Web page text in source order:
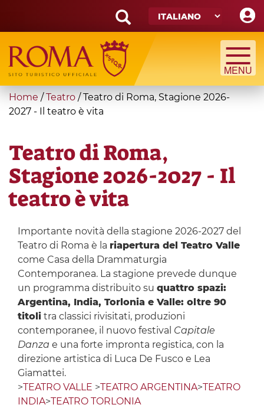
main
content
Search
form
Cerca
You
are
Home / Teatro /Teatro di Roma, Stagione 2026-
2027 - Il teatro è vita
Teatro di Roma,
Stagione 2026-2027 - Il
teatro è vita
Importante novità della stagione 2026-2027 del
Teatro di Roma è la riapertura del Teatro Valle
come Casa della Drammaturgia
Contemporanea. La stagione prevede dunque
un programma distribuito su quattro spazi:
Argentina, India, Torlonia e Valle: oltre 90
titolitra classici rivisitati, produzioni
contemporanee, il nuovo festival Capitale
Danza e una forte impronta registica, con la
direzione artistica di Luca De Fusco e Lea
Giamattei.
>TEATRO VALLE >TEATRO ARGENTINA>TEATRO
INDIA>TEATRO TORLONIA